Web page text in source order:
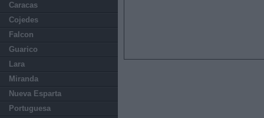
Caracas
Cojedes
Falcon
Guarico
Lara
Miranda
Nueva Esparta
Portuguesa